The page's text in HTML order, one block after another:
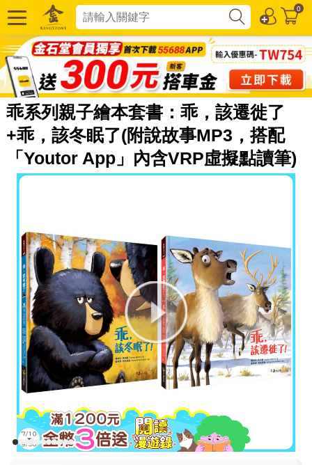
0
乖系列親子繪本套書：乖，該遷徙了
+乖，該冬眠了(附說故事MP3，搭配
「Youtor App」內含VRP虛擬點讀筆)